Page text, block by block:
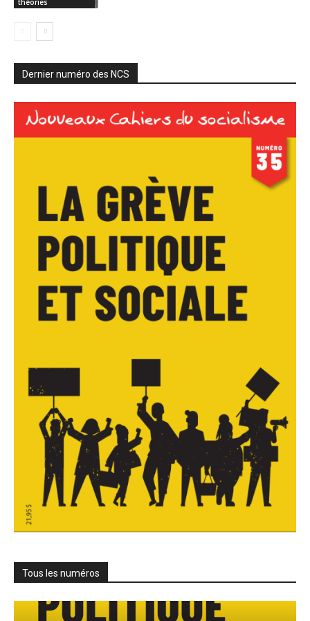
théories
Dernier numéro des NCS
Tous les numéros